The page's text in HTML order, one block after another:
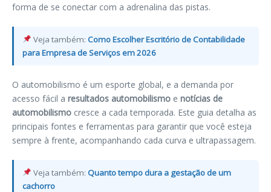
forma de se conectar com a adrenalina das pistas.
Veja também:Como Escolher Escritório de Contabilidade
para Empresa de Serviços em 2026
O automobilismo é um esporte global, e a demanda por
acesso fácil a resultados automobilismo e notícias de
automobilismo cresce a cada temporada. Este guia detalha as
principais fontes e ferramentas para garantir que você esteja
sempre à frente, acompanhando cada curva e ultrapassagem.
Veja também:Quanto tempo dura a gestação de um
cachorro​